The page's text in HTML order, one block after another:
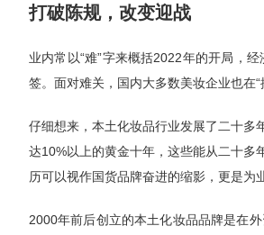
打破陈规，改变迎战
业内常以“难”字来概括2022年的开局，
签。面对难关，国内大多数美妆企业也在
仔细想来，本土化妆品行业发展了二十多
达10%以上的黄金十年，这些能从二十多
历可以视作国货品牌奋进的缩影，更是为
2000年前后创立的本土化妆品品牌是在